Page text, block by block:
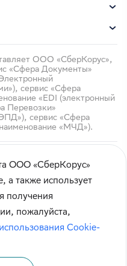
сайтом, мы
сполитикой
ООО «СберКорус»,
«Сфера Документы»
сервис «Сфера
«EDI (электронный
Перевозки»
сервис «Сфера
«МЧД»).
ООО «СберКорус»
а также использует
получения
пожалуйста,
Cookie-